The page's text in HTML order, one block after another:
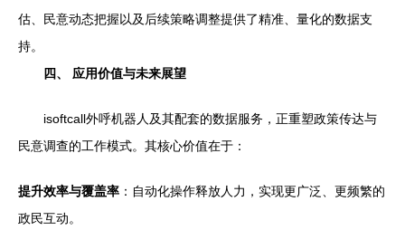
估、民意动态把握以及后续策略调整提供了精准、量化的数据支
持。
四、 应用价值与未来展望
isoftcall外呼机器人及其配套的数据服务，正重塑政策传达与
民意调查的工作模式。其核心价值在于：
提升效率与覆盖率 ：自动化操作释放人力，实现更广泛、更频繁的
政民互动。